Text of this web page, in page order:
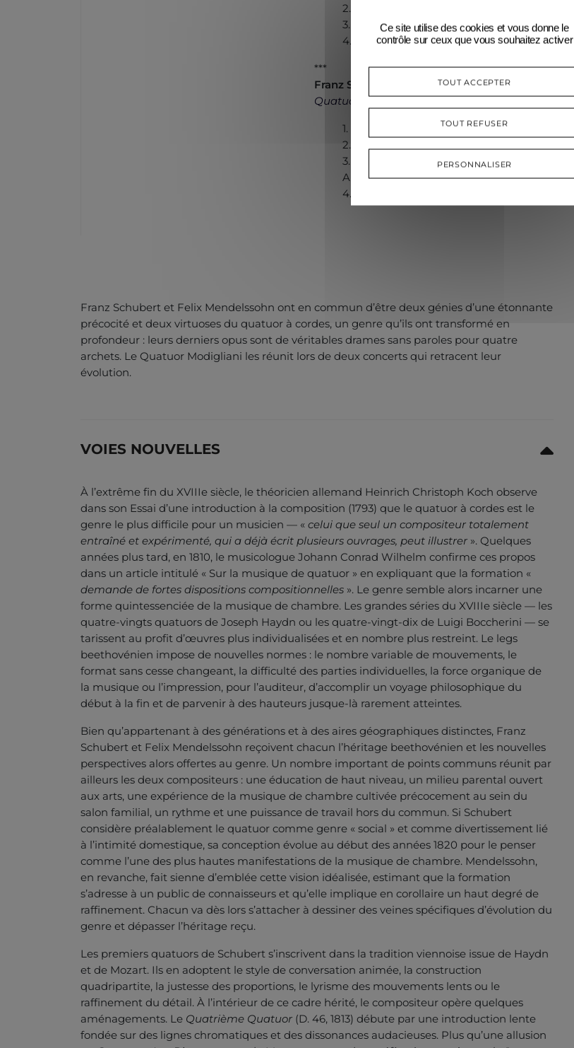
2. Allegro assai
3. Adagio
4. Finale. Allegro molto
***
Franz Schubert
(1797-1828)
Quatuor à cordes n° 15 en sol majeur, D. 887
1. Allegro molto moderato
2. Andante un poco moto
3. Scherzo. Allegro vivace – Trio.
Allegretto
4. Allegro assai
Franz Schubert et Felix Mendelssohn ont en commun d’être deux génies d’une étonnante
précocité et deux virtuoses du quatuor à cordes, un genre qu’ils ont transformé en
profondeur : leurs derniers opus sont de véritables drames sans paroles pour quatre
archets. Le Quatuor Modigliani les réunit lors de deux concerts qui retracent leur
évolution.
VOIES NOUVELLES
À l’extrême fin du XVIIIe siècle, le théoricien allemand Heinrich Christoph Koch observe
dans son Essai d’une introduction à la composition (1793) que le quatuor à cordes est le
genre le plus difficile pour un musicien — « celui que seul un compositeur totalement
entraîné et expérimenté, qui a déjà écrit plusieurs ouvrages, peut illustrer ». Quelques
années plus tard, en 1810, le musicologue Johann Conrad Wilhelm confirme ces propos
dans un article intitulé « Sur la musique de quatuor » en expliquant que la formation «
demande de fortes dispositions compositionnelles ». Le genre semble alors incarner une
forme quintessenciée de la musique de chambre. Les grandes séries du XVIIIe siècle — les
quatre-vingts quatuors de Joseph Haydn ou les quatre-vingt-dix de Luigi Boccherini — se
tarissent au profit d’œuvres plus individualisées et en nombre plus restreint. Le legs
beethovénien impose de nouvelles normes : le nombre variable de mouvements, le
format sans cesse changeant, la difficulté des parties individuelles, la force organique de
la musique ou l’impression, pour l’auditeur, d’accomplir un voyage philosophique du
début à la fin et de parvenir à des hauteurs jusque-là rarement atteintes.
Bien qu’appartenant à des générations et à des aires géographiques distinctes, Franz
Schubert et Felix Mendelssohn reçoivent chacun l’héritage beethovénien et les nouvelles
perspectives alors offertes au genre. Un nombre important de points communs réunit par
ailleurs les deux compositeurs : une éducation de haut niveau, un milieu parental ouvert
aux arts, une expérience de la musique de chambre cultivée précocement au sein du
salon familial, un rythme et une puissance de travail hors du commun. Si Schubert
considère préalablement le quatuor comme genre « social » et comme divertissement lié
à l’intimité domestique, sa conception évolue au début des années 1820 pour le penser
comme l’une des plus hautes manifestations de la musique de chambre. Mendelssohn,
en revanche, fait sienne d’emblée cette vision idéalisée, estimant que la formation
s’adresse à un public de connaisseurs et qu’elle implique en corollaire un haut degré de
raffinement. Chacun va dès lors s’attacher à dessiner des veines spécifiques d’évolution du
genre et dépasser l’héritage reçu.
Les premiers quatuors de Schubert s’inscrivent dans la tradition viennoise issue de Haydn
et de Mozart. Ils en adoptent le style de conversation animée, la construction
quadripartite, la justesse des proportions, le lyrisme des mouvements lents ou le
raffinement du détail. À l’intérieur de ce cadre hérité, le compositeur opère quelques
aménagements. Le Quatrième Quatuor (D. 46, 1813) débute par une introduction lente
fondée sur des lignes chromatiques et des dissonances audacieuses. Plus qu’une allusion
Ce site utilise des cookies et vous donne le
contrôle sur ceux que vous souhaitez activer
TOUT ACCEPTER
TOUT REFUSER
PERSONNALISER